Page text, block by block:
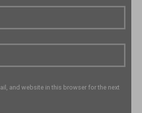
and website in this browser for the next